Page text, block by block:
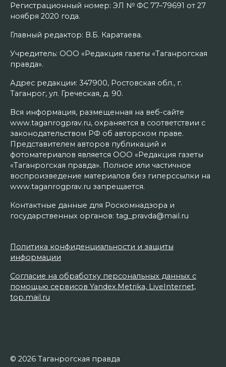
Регистрационный номер: ЭЛ № ФС 77–79691 от 27
ноября 2020 года.
Главный редактор: В.Б. Каратаева.
Учредитель: ООО «Редакция газеты «Таганрогская
правда».
Адрес редакции: 347900, Ростовская обл., г.
Таганрог, ул. Греческая, д. 90.
Вся информация, размещенная на веб-сайте
www.taganrogprav.ru, охраняется в соответствии с
законодательством РФ об авторском праве.
Представителем авторов публикаций и
фотоматериалов является ООО «Редакция газеты
«Таганрогская правда». Полное или частичное
воспроизведение материалов без гиперссылки на
www.taganrogprav.ru запрещается.
Контактные данные для Роскомнадзора и
государственных органов: tag_pravda@mail.ru
Политика конфиденциальности и защиты
информации
Согласие на обработку персональных данных с
помощью сервисов Yandex.Metrika, LiveInternet,
top.mail.ru
© 2026 Таганрогская правда